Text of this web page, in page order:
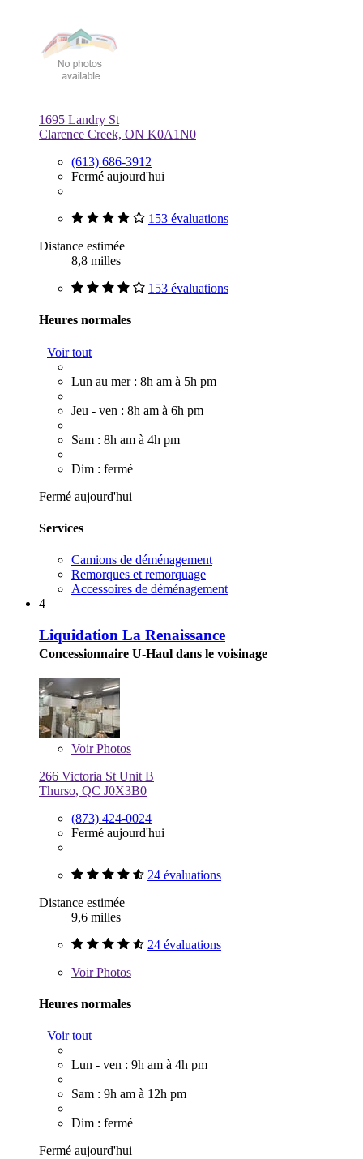
1695 Landry St
Clarence Creek, ON K0A1N0
(613) 686-3912
Fermé aujourd'hui
153 évaluations
Distance estimée
8,8 milles
153 évaluations
Heures normales
Voir tout
Lun au mer : 8h am à 5h pm
Jeu - ven : 8h am à 6h pm
Sam : 8h am à 4h pm
Dim : fermé
Fermé aujourd'hui
Services
Camions de déménagement
Remorques et remorquage
Accessoires de déménagement
4
Liquidation La Renaissance
Concessionnaire U-Haul dans le voisinage
VoirPhotos
266 Victoria St Unit B
Thurso, QC J0X3B0
(873) 424-0024
Fermé aujourd'hui
24 évaluations
Distance estimée
9,6 milles
24 évaluations
VoirPhotos
Heures normales
Voir tout
Lun - ven : 9h am à 4h pm
Sam : 9h am à 12h pm
Dim : fermé
Fermé aujourd'hui